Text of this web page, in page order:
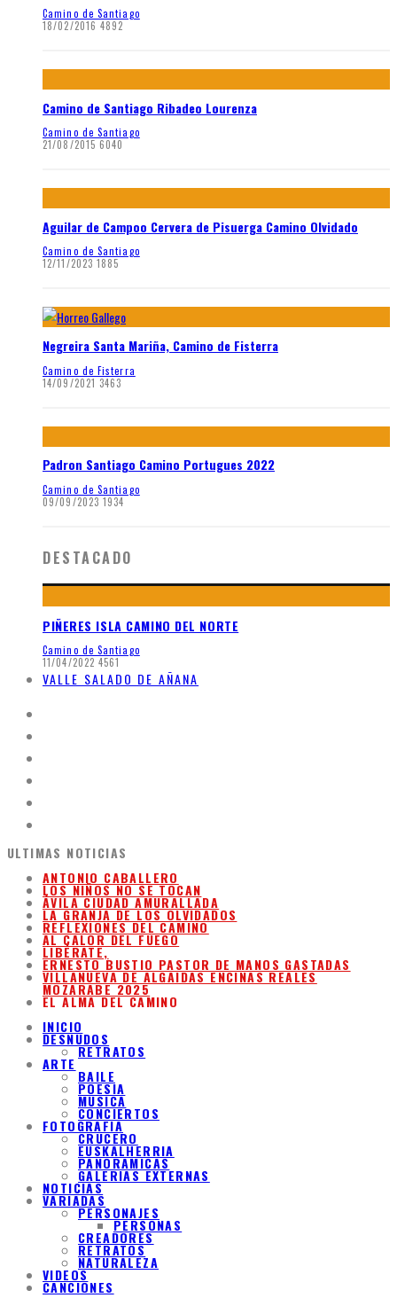
Camino de Santiago
18/02/2016 4892
Camino de Santiago Ribadeo Lourenza
Camino de Santiago
21/08/2015 6040
Aguilar de Campoo Cervera de Pisuerga Camino Olvidado
Camino de Santiago
12/11/2023 1885
Negreira Santa Mariña, Camino de Fisterra
Camino de Fisterra
14/09/2021 3463
Padron Santiago Camino Portugues 2022
Camino de Santiago
09/09/2023 1934
DESTACADO
PIÑERES ISLA CAMINO DEL NORTE
Camino de Santiago
11/04/2022 4561
VALLE SALADO DE AÑANA
ULTIMAS NOTICIAS
ANTONIO CABALLERO
LOS NIÑOS NO SE TOCAN
ÁVILA CIUDAD AMURALLADA
LA GRANJA DE LOS OLVIDADOS
REFLEXIONES DEL CAMINO
AL CALOR DEL FUEGO
LIBÉRATE,
ERNESTO BUSTIO PASTOR DE MANOS GASTADAS
VILLANUEVA DE ALGAIDAS ENCINAS REALES
MOZARABE 2025
EL ALMA DEL CAMINO
INICIO
DESNUDOS
RETRATOS
ARTE
BAILE
POESIA
MUSICA
CONCIERTOS
FOTOGRAFIA
CRUCERO
EUSKALHERRIA
PANORAMICAS
GALERIAS EXTERNAS
NOTICIAS
VARIADAS
PERSONAJES
PERSONAS
CREADORES
RETRATOS
NATURALEZA
VIDEOS
CANCIONES